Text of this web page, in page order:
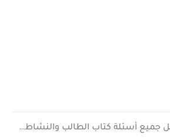
حل جميع أسئلة كتاب الطالب والنشاط في الاحياء للصف العاشر...